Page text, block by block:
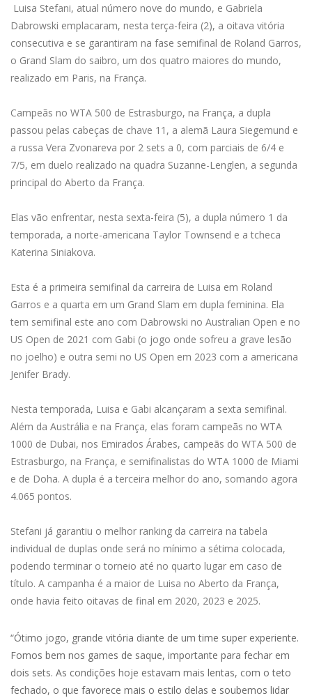
Luisa Stefani, atual número nove do mundo, e Gabriela
Dabrowski emplacaram, nesta terça-feira (2), a oitava vitória
consecutiva e se garantiram na fase semifinal de Roland Garros,
o Grand Slam do saibro, um dos quatro maiores do mundo,
realizado em Paris, na França.
Campeãs no WTA 500 de Estrasburgo, na França, a dupla
passou pelas cabeças de chave 11, a alemã Laura Siegemund e
a russa Vera Zvonareva por 2 sets a 0, com parciais de 6/4 e
7/5, em duelo realizado na quadra Suzanne-Lenglen, a segunda
principal do Aberto da França.
Elas vão enfrentar, nesta sexta-feira (5), a dupla número 1 da
temporada, a norte-americana Taylor Townsend e a tcheca
Katerina Siniakova.
Esta é a primeira semifinal da carreira de Luisa em Roland
Garros e a quarta em um Grand Slam em dupla feminina. Ela
tem semifinal este ano com Dabrowski no Australian Open e no
US Open de 2021 com Gabi (o jogo onde sofreu a grave lesão
no joelho) e outra semi no US Open em 2023 com a americana
Jenifer Brady.
Nesta temporada, Luisa e Gabi alcançaram a sexta semifinal.
Além da Austrália e na França, elas foram campeãs no WTA
1000 de Dubai, nos Emirados Árabes, campeãs do WTA 500 de
Estrasburgo, na França, e semifinalistas do WTA 1000 de Miami
e de Doha. A dupla é a terceira melhor do ano, somando agora
4.065 pontos.
Stefani já garantiu o melhor ranking da carreira na tabela
individual de duplas onde será no mínimo a sétima colocada,
podendo terminar o torneio até no quarto lugar em caso de
título. A campanha é a maior de Luisa no Aberto da França,
onde havia feito oitavas de final em 2020, 2023 e 2025.
“Ótimo jogo, grande vitória diante de um time super experiente.
Fomos bem nos games de saque, importante para fechar em
dois sets. As condições hoje estavam mais lentas, com o teto
fechado, o que favorece mais o estilo delas e soubemos lidar